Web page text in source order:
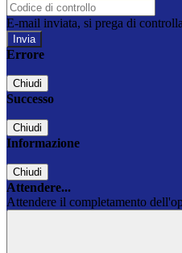
E-mail inviata, si prega di
Errore
Chiudi
Successo
Chiudi
Informazione
Chiudi
Attendere...
Attendere il completamento